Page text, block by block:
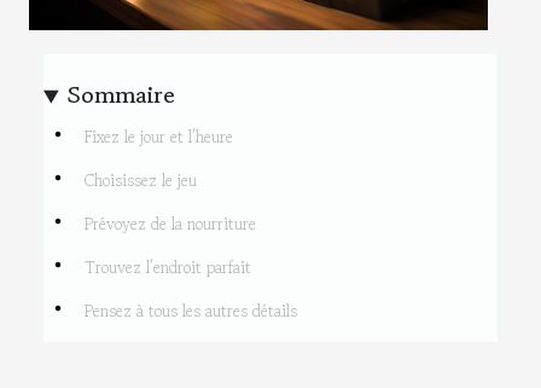
Sommaire
Fixez le jour et l’heure
Choisissez le jeu
Prévoyez de la nourriture
Trouvez l’endroit parfait
Pensez à tous les autres détails